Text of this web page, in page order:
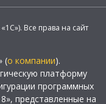
Все права на сайт
(о компании).
платформу
программных
представленные на